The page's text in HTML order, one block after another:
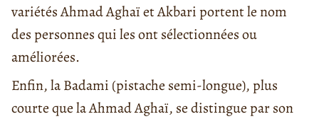
variétés Ahmad Aghaï et Akbari portent le nom
des personnes qui les ont sélectionnées ou
améliorées.
Enfin, la Badami (pistache semi-longue), plus
courte que la Ahmad Aghaï, se distingue par son